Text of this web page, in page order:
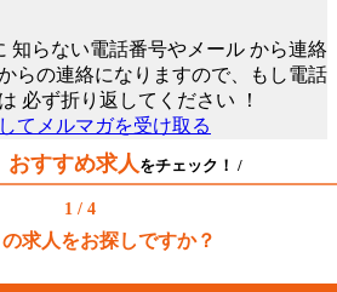
知らない電話番号やメール から連絡
らの連絡になりますので、もし電話
必ず折り返してください ！
おすすめ求人 をチェック！ /
1 / 4
求人をお探しですか？